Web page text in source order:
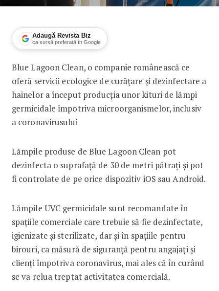
Adaugă Revista Biz
ca sursă preferată în Google
Blue Lagoon Clean a început
Blue Lagoon Clean, o companie românească ce
oferă servicii ecologice de curățare și dezinfectare a
hainelor a început producția unor kituri de lămpi
germicidale împotriva microorganismelor, inclusiv
a coronavirusului
Lămpile produse de Blue Lagoon Clean pot
dezinfecta o suprafață de 30 de metri pătrați și pot
fi controlate de pe orice dispozitiv iOS sau Android.
Lămpile UVC germicidale sunt recomandate în
spațiile comerciale care trebuie să fie dezinfectate,
igienizate și sterilizate, dar și în spațiile pentru
birouri, ca măsură de siguranță pentru angajați și
clienți împotriva coronavirus, mai ales că în curând
se va relua treptat activitatea comercială.